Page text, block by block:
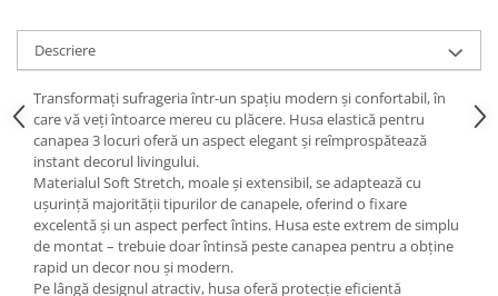
Descriere
Transformați sufrageria într-un spațiu modern și confortabil, în
care vă veți întoarce mereu cu plăcere. Husa elastică pentru
canapea 3 locuri oferă un aspect elegant și reîmprospătează
instant decorul livingului.
Materialul Soft Stretch, moale și extensibil, se adaptează cu
ușurință majorității tipurilor de canapele, oferind o fixare
excelentă și un aspect perfect întins. Husa este extrem de simplu
de montat – trebuie doar întinsă peste canapea pentru a obține
rapid un decor nou și modern.
Pe lângă designul atractiv, husa oferă protecție eficientă